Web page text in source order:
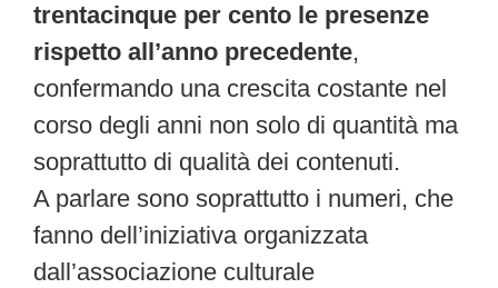
trentacinque per cento le presenze
rispetto all’anno precedente,
confermando una crescita costante nel
corso degli anni non solo di quantità ma
soprattutto di qualità dei contenuti.
A parlare sono soprattutto i numeri, che
fanno dell’iniziativa organizzata
dall’associazione culturale